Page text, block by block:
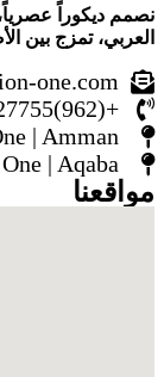
نصمم ديكوراً
العربي، تمزج بين
one.com
+(962)799827755
| Amman
| Aqaba
مواقعنا